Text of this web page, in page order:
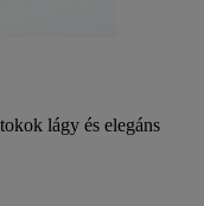
lágy és elegáns